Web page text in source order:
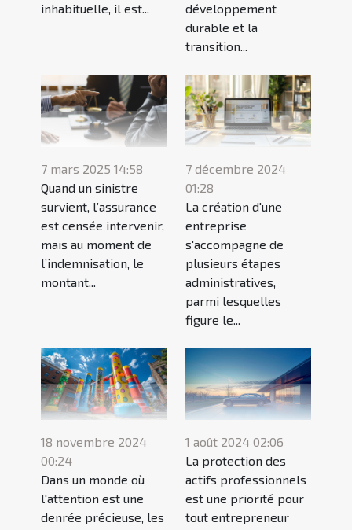
inhabituelle, il est...
développement
durable et la
transition...
7 mars 2025 14:58
Quand un sinistre
survient, l’assurance
est censée intervenir,
mais au moment de
l’indemnisation, le
montant...
7 décembre 2024
01:28
La création d'une
entreprise
s'accompagne de
plusieurs étapes
administratives,
parmi lesquelles
figure le...
18 novembre 2024
00:24
Dans un monde où
l'attention est une
denrée précieuse, les
1 août 2024 02:06
La protection des
actifs professionnels
est une priorité pour
tout entrepreneur